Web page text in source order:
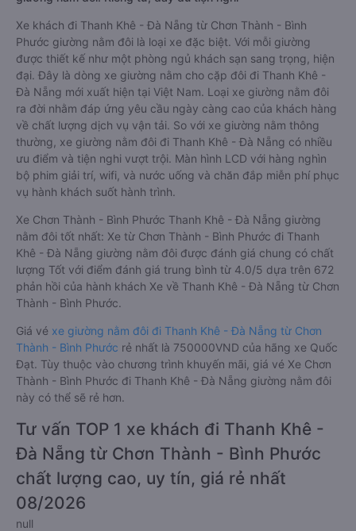
Xe khách đi Thanh Khê - Đà Nẵng từ Chơn Thành - Bình
Phước giường nằm đôi là loại xe đặc biệt. Với mỗi giường
được thiết kế như một phòng ngủ khách sạn sang trọng, hiện
đại. Đây là dòng xe giường nằm cho cặp đôi đi Thanh Khê -
Đà Nẵng mới xuất hiện tại Việt Nam. Loại xe giường nằm đôi
ra đời nhằm đáp ứng yêu cầu ngày càng cao của khách hàng
về chất lượng dịch vụ vận tải. So với xe giường nằm thông
thường, xe giường nằm đôi đi Thanh Khê - Đà Nẵng có nhiều
ưu điểm và tiện nghi vượt trội. Màn hình LCD với hàng nghìn
bộ phim giải trí, wifi, và nước uống và chăn đắp miễn phí phục
vụ hành khách suốt hành trình.
Xe Chơn Thành - Bình Phước Thanh Khê - Đà Nẵng giường
nằm đôi tốt nhất: Xe từ Chơn Thành - Bình Phước đi Thanh
Khê - Đà Nẵng giường nằm đôi được đánh giá chung có chất
lượng Tốt với điểm đánh giá trung bình từ 4.0/5 dựa trên 672
phản hồi của hành khách Xe về Thanh Khê - Đà Nẵng từ Chơn
Thành - Bình Phước.
Giá vé xe giường nằm đôi đi Thanh Khê - Đà Nẵng từ Chơn
Thành - Bình Phước rẻ nhất là 750000VND của hãng xe Quốc
Đạt. Tùy thuộc vào chương trình khuyến mãi, giá vé Xe Chơn
Thành - Bình Phước đi Thanh Khê - Đà Nẵng giường nằm đôi
này có thể sẽ rẻ hơn.
Tư vấn TOP 1 xe khách đi Thanh Khê -
Đà Nẵng từ Chơn Thành - Bình Phước
chất lượng cao, uy tín, giá rẻ nhất
08/2026
null